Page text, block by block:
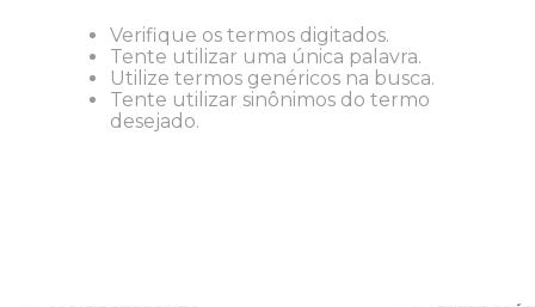
Verifique os termos digitados.
Tente utilizar uma única palavra.
Utilize termos genéricos na busca.
Tente utilizar sinônimos do termo
desejado.